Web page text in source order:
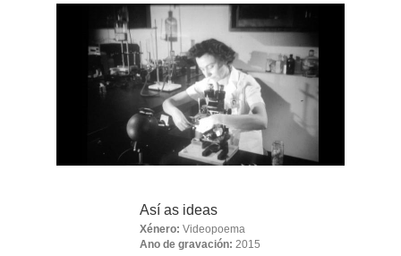
Así as ideas
Xénero: Videopoema
Ano de gravación: 2015